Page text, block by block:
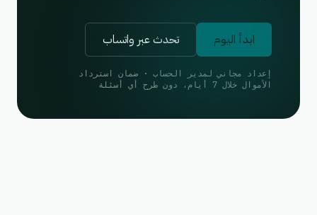
ابدأ اليوم تحدث عبر واتساب
إعداد مجاني لمدير الحساب · ضمان استرداد
الأموال خلال 7 أيام، دون طرح أي أسئلة